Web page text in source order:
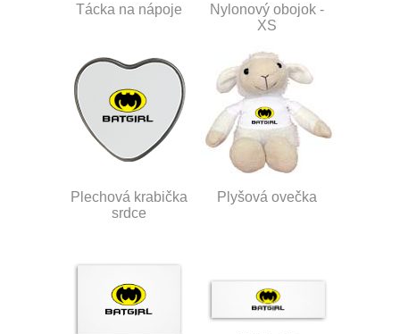
Tácka na nápoje
Nylonový obojok -
XS
Plechová krabička
srdce
Plyšová ovečka